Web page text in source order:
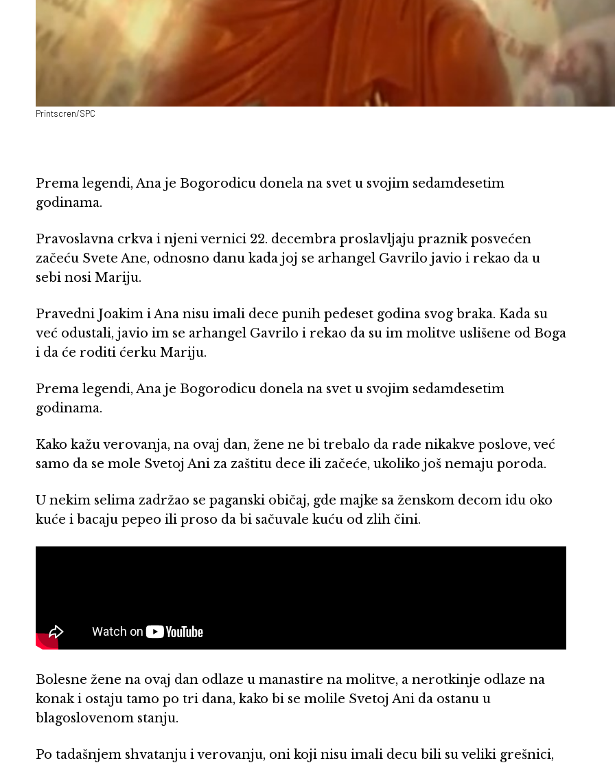
Printscren/SPC
Prema legendi, Ana je Bogorodicu donela na svet u svojim sedamdesetim
godinama.
Pravoslavna crkva i njeni vernici 22. decembra proslavljaju praznik posvećen
začeću Svete Ane, odnosno danu kada joj se arhangel Gavrilo javio i rekao da u
sebi nosi Mariju.
Pravedni Joakim i Ana nisu imali dece punih pedeset godina svog braka. Kada su
već odustali, javio im se arhangel Gavrilo i rekao da su im molitve uslišene od Boga
i da će roditi ćerku Mariju.
Prema legendi, Ana je Bogorodicu donela na svet u svojim sedamdesetim
godinama.
Kako kažu verovanja, na ovaj dan, žene ne bi trebalo da rade nikakve poslove, već
samo da se mole Svetoj Ani za zaštitu dece ili začeće, ukoliko još nemaju poroda.
U nekim selima zadržao se paganski običaj, gde majke sa ženskom decom idu oko
kuće i bacaju pepeo ili proso da bi sačuvale kuću od zlih čini.
Bolesne žene na ovaj dan odlaze u manastire na molitve, a nerotkinje odlaze na
konak i ostaju tamo po tri dana, kako bi se molile Svetoj Ani da ostanu u
blagoslovenom stanju.
Po tadašnjem shvatanju i verovanju, oni koji nisu imali decu bili su veliki grešnici,